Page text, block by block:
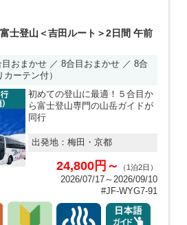
士登山＜吉田ルート＞2日間 午前
おまかせ ／ 8合目おまかせ ／ 8合
ーテン付）
初めての登山に最適！５合目か
ら富士登山専門の山岳ガイドが
同行
出発地： 梅田・京都
24,800円～ （1泊2日）
2026/07/17～2026/09/10
#JF-WYG7-91